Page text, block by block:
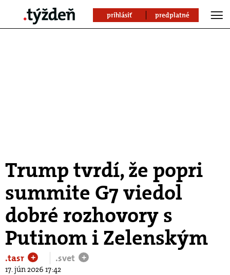
prihlásiť predplatné
Trump tvrdí, že popri
summite G7 viedol
dobré rozhovory s
Putinom i Zelenským
.tasr + .svet +
17. jún 2026 17:42